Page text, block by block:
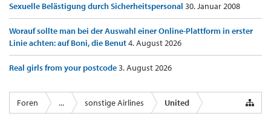
Sexuelle Belästigung durch Sicherheitspersonal 30. Januar 2008
Worauf sollte man bei der Auswahl einer Online-Plattform in erster
Linie achten: auf Boni, die Benut4. August 2026
Real girls from your postcode3. August 2026
Foren ... sonstige Airlines United